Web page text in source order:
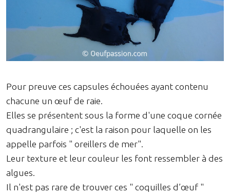
Pour preuve ces capsules échouées ayant contenu
chacune un œuf de raie.
Elles se présentent sous la forme d'une coque cornée
quadrangulaire ; c'est la raison pour laquelle on les
appelle parfois " oreillers de mer".
Leur texture et leur couleur les font ressembler à des
algues.
Il n'est pas rare de trouver ces " coquilles d’œuf "